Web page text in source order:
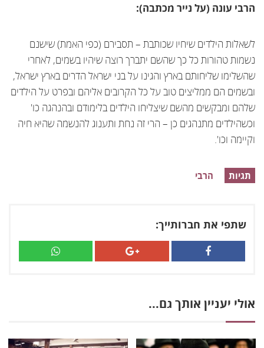
הרבי עונה (על נייר מכתבה):
לשאלות הילדים שיחיו שכותבת – תסבירם (כפי האמת) שישנם
נשמות טהורות כל כך שהשם יתברך רוצה שיהיו בשמים, לאחרי
שהשלימו שליחותם בארץ והגינו על בני ישראל הדרים בארץ ישראל,
ובשמים הם ממליצים טוב על כל הקרובים אליהם ובפרט על הילדים
שלהם ומבקשים מהשם שיצליחו הילדים בלימודם ובהנהגה כו'
וכשהילדים מתנהגים כן – הרי זה נחת ותענוג להנשמה שהיא חיה
וקיימה וכו'.
תגיות הרבי
שתפי את חברותייך:
אולי יעניין אותך גם...